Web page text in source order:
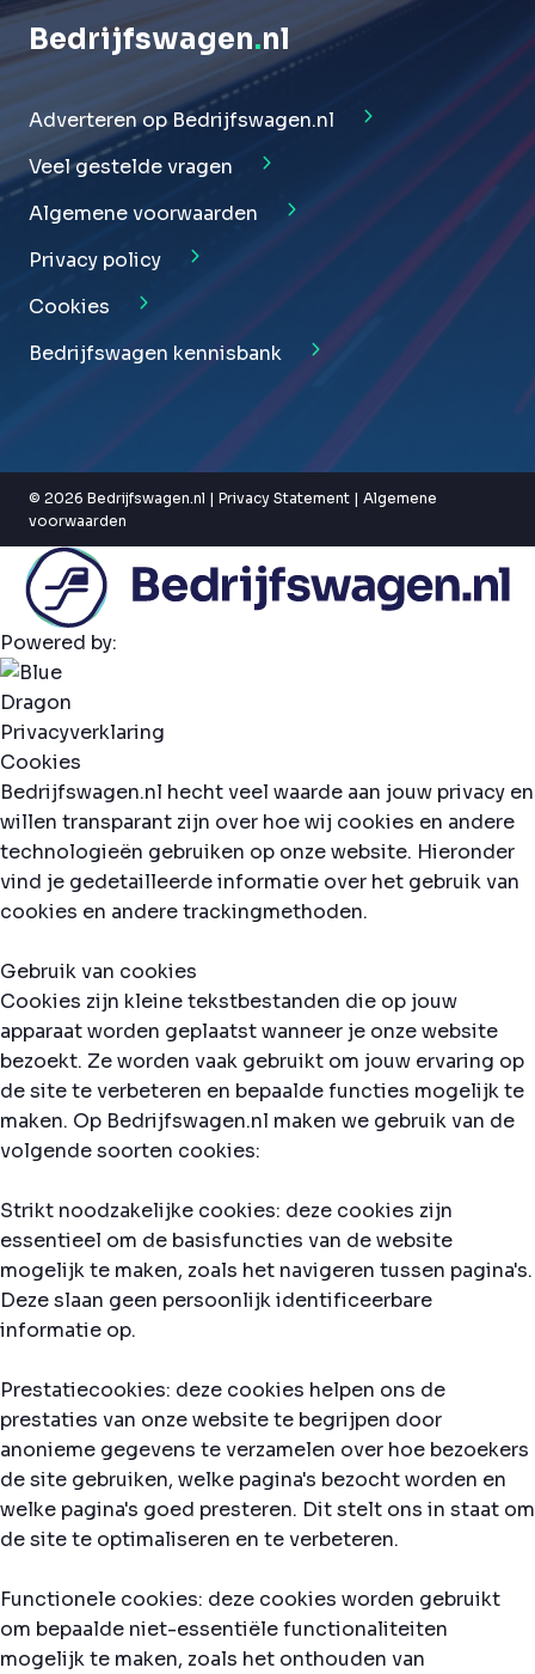
Bedrijfswagen.nl
Adverteren op Bedrijfswagen.nl
Veel gestelde vragen
Algemene voorwaarden
Privacy policy
Cookies
Bedrijfswagen kennisbank
© 2026 Bedrijfswagen.nl | Privacy Statement | Algemene
voorwaarden
Powered by:
Privacyverklaring
Cookies
Bedrijfswagen.nl hecht veel waarde aan jouw privacy en
willen transparant zijn over hoe wij cookies en andere
technologieën gebruiken op onze website. Hieronder
vind je gedetailleerde informatie over het gebruik van
cookies en andere trackingmethoden.
Gebruik van cookies
Cookies zijn kleine tekstbestanden die op jouw
apparaat worden geplaatst wanneer je onze website
bezoekt. Ze worden vaak gebruikt om jouw ervaring op
de site te verbeteren en bepaalde functies mogelijk te
maken. Op Bedrijfswagen.nl maken we gebruik van de
volgende soorten cookies:
Strikt noodzakelijke cookies: deze cookies zijn
essentieel om de basisfuncties van de website
mogelijk te maken, zoals het navigeren tussen pagina's.
Deze slaan geen persoonlijk identificeerbare
informatie op.
Prestatiecookies: deze cookies helpen ons de
prestaties van onze website te begrijpen door
anonieme gegevens te verzamelen over hoe bezoekers
de site gebruiken, welke pagina's bezocht worden en
welke pagina's goed presteren. Dit stelt ons in staat om
de site te optimaliseren en te verbeteren.
Functionele cookies: deze cookies worden gebruikt
om bepaalde niet-essentiële functionaliteiten
mogelijk te maken, zoals het onthouden van